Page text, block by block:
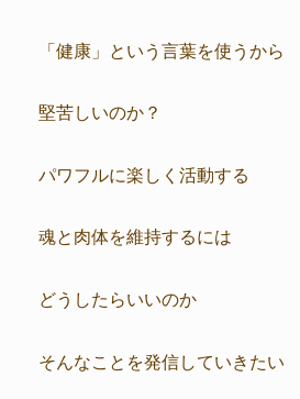
「健康」という言葉を使うから
堅苦しいのか？
パワフルに楽しく活動する
魂と肉体を維持するには
どうしたらいいのか
そんなことを発信していきたい